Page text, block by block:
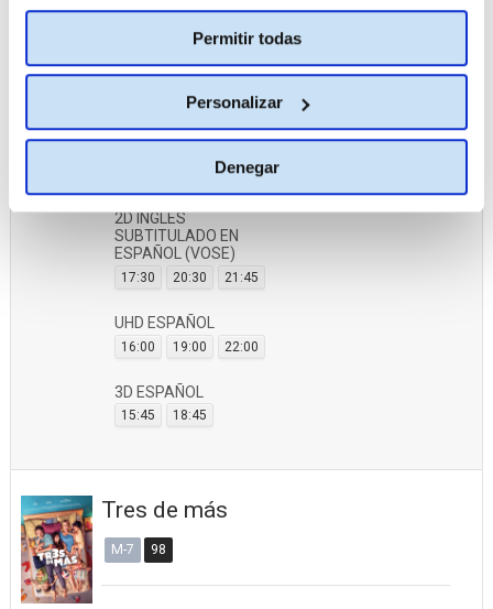
Permitir todas
Personalizar
Denegar
Spider-Man: Brand New
M-12 145
2D ESPAÑOL
20:00 21:00
2D INGLÉS
SUBTITULADO EN
ESPAÑOL (VOSE)
17:30 20:30 21:45
UHD ESPAÑOL
16:00 19:00 22:00
3D ESPAÑOL
15:45 18:45
Tres de más
M-7 98